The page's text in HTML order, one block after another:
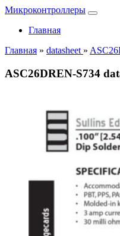
Микроконтроллеры
Главная
Главная » datasheet »
ASC26DREN-S734